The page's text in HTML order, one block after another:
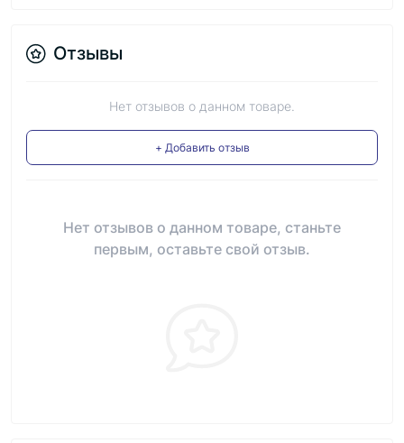
Отзывы
Нет отзывов о данном товаре.
+ Добавить отзыв
Нет отзывов о данном товаре, станьте
первым, оставьте свой отзыв.